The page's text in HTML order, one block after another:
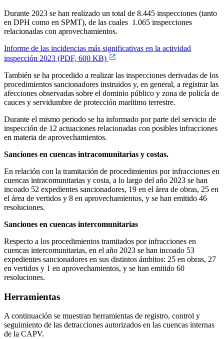
Durante 2023 se han realizado un total de 8.445 inspecciones (tanto
en DPH como en SPMT), de las cuales 1.065 inspecciones
relacionadas con aprovechamientos.
Informe de las incidencias más significativas en la actividad
inspección 2023 (PDF, 600 KB)
También se ha procedido a realizar las inspecciones derivadas de los
procedimientos sancionadores instruidos y, en general, a registrar las
afecciones observadas sobre el dominio público y zona de policía de
cauces y servidumbre de protección marítimo terrestre.
Durante el mismo periodo se ha informado por parte del servicio de
inspección de 12 actuaciones relacionadas con posibles infracciones
en materia de aprovechamientos.
Sanciones en cuencas intracomunitarias y costas.
En relación con la tramitación de procedimientos por infracciones en
cuencas intracomunitarias y costa, a lo largo del año 2023 se han
incoado 52 expedientes sancionadores, 19 en el área de obras, 25 en
el área de vertidos y 8 en aprovechamientos, y se han emitido 46
resoluciones.
Sanciones en cuencas intercomunitarias
Respecto a los procedimientos tramitados por infracciones en
cuencas intercomunitarias, en el año 2023 se han incoado 53
expedientes sancionadores en sus distintos ámbitos: 25 en obras, 27
en vertidos y 1 en aprovechamientos, y se han emitido 60
resoluciones.
Herramientas
A continuación se muestran herramientas de registro, control y
seguimiento de las detracciones autorizados en las cuencas internas
de la CAPV.